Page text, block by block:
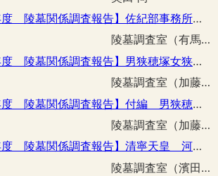
【平成26年度 陵墓関係調査報告】佐紀部事務所建替予定箇所の事前調査
陵墓調査室（有馬 伸）
【平成26年度 陵墓関係調査報告】男狭穂塚女狭穂塚陵墓参考地参道擬木柵設置その他工事に伴う立会調査
陵墓調査室（加藤 一郎）
【平成26年度 陵墓関係調査報告】付編 男狭穂塚女狭穂塚陵墓参考地女狭穂塚における採集品について
陵墓調査室（加藤 一郎）
【平成26年度 陵墓関係調査報告】清寧天皇 河内坂門原陵飛地い号 土留柵改修その他整備工事に伴う立会調査
陵墓調査室（濱田 武典 笹尾 佳裕 玉野 裕弥 横田 真吾）